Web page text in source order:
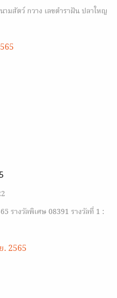
มสัตว์ กวาง เลขตำราฝัน ปลาใหญ
รางวัลพิเศษ 08391 รางวัลที่ 1 :